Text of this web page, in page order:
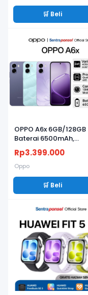
🛒 Beli
OPPO A6x 6GB/128GB
Baterai 6500mAh,
Snapdragon 685, Layar
120Hz, IP64 - Garansi
Rp3.399.000
Oppo
🛒 Beli